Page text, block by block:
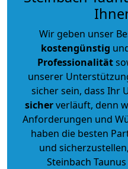
Wir geben unser
kostengünstig
Professionalität
unserer
sicher sein, dass Ihr
sicherverläuft, denn
Anforderungen und
haben die besten
und
Steinbach